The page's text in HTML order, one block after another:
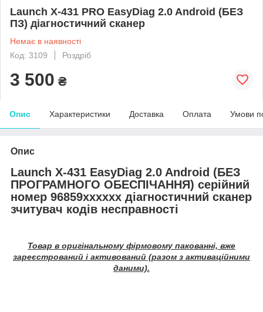
Launch X-431 PRO EasyDiag 2.0 Android (БЕЗ
ПЗ) діагностичний сканер
Немає в наявності
Код: 3109
Роздріб
3 500 ₴
Опис Характеристики Доставка Оплата Умови
Опис
Launch X-431 EasyDiag 2.0 Android (БЕЗ
ПРОГРАМНОГО ОБЕСПІЧАННЯ) серійний
номер 96859хххххх діагностичний сканер
зчитувач кодів несправності
Товар в оригінальному фірмовому пакованні, вже
зареєстрований і активований (разом з активаційними
даними).